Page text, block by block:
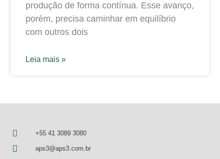
produção de forma contínua. Esse avanço,
porém, precisa caminhar em equilíbrio
com outros dois
Leia mais »
+55 41 3089 3080
aps3@aps3.com.br